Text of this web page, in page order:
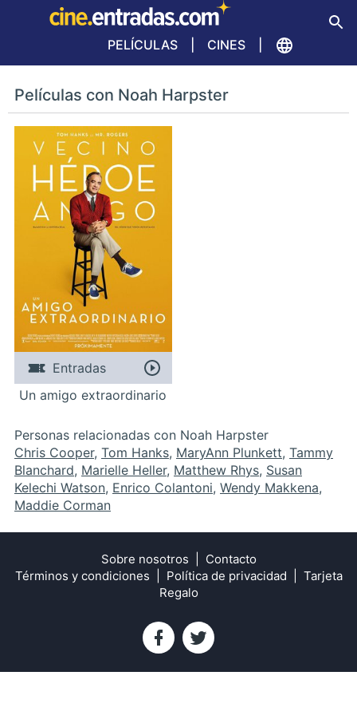
PELÍCULAS CINES
Películas con Noah Harpster
Entradas
Un amigo extraordinario
Personas relacionadas con Noah Harpster
Chris Cooper, Tom Hanks, MaryAnn Plunkett, Tammy
Blanchard, Marielle Heller, Matthew Rhys, Susan
Kelechi Watson, Enrico Colantoni, Wendy Makkena,
Maddie Corman
Sobre nosotros
Contacto
Términos y condiciones
Política de privacidad
Tarjeta
Regalo